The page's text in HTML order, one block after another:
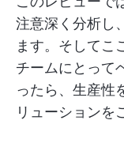
注意深く分析し
ます。そしてこ
チームにとって
ったら、生産性
リューションを